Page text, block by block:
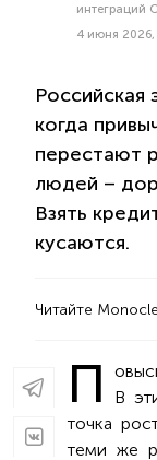
интеграций
4 июня 2026,
Российская
когда
перестают
людей –
Взять
кусаются.
Читайте
П
В
точка
теми же